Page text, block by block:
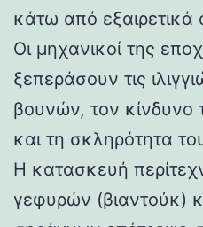
κάτω από εξαιρετικά
Οι μηχανικοί της
ξεπεράσουν τις
βουνών, τον κίνδυνο
και τη σκληρότητα
Η κατασκευή
γεφυρών (βιαντούκ)